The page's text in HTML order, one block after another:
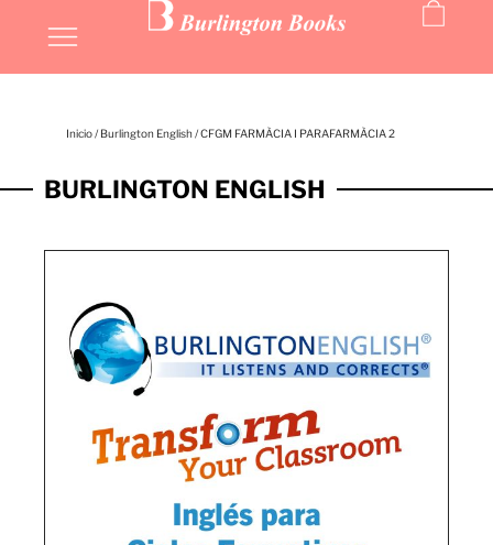
Inicio/ Burlington English/ CFGM FARMÀCIA I PARAFARMÀCIA 2
BURLINGTON ENGLISH